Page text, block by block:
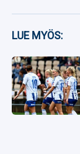
LUE MYÖS: